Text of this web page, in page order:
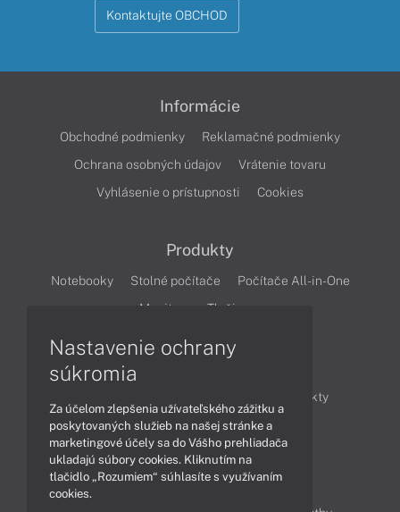
Kontaktujte OBCHOD
Informácie
Obchodné podmienky
Reklamačné podmienky
Ochrana osobných údajov
Vrátenie tovaru
Vyhlásenie o prístupnosti
Cookies
Produkty
Notebooky Stolné počítače
Počítače All-in-One
Monitory
Tlačiarne
Produkty
Technológie
Videá
Obsah
Nastavenie ochrany
súkromia
Za účelom zlepšenia užívateľského zážitku a
poskytovaných služieb na našej stránke a
marketingové účely sa do Vášho prehliadača
ukladajú súbory cookies. Kliknutím na
tlačidlo „Rozumiem“ súhlasíte s využívaním
cookies.